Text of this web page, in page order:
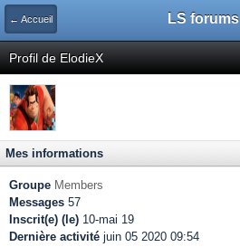
← Accueil LS forums
Profil de ElodieX
Mes informations
Groupe Members
Messages 57
Inscrit(e) (le) 10-mai 19
Dernière activité juin 05 2020 09:54